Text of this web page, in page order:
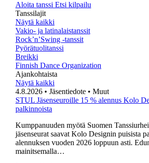
Aloita tanssi Etsi kilpailu
Tanssilajit
Näytä kaikki
Vakio- ja latinalaistanssit
Rock’n’Swing -tanssit
Pyörätuolitanssi
Breikki
Finnish Dance Organization
Ajankohtaista
Näytä kaikki
4.8.2026 • Jäsentiedote • Muut
STUL Jäsenseuroille 15 % alennus Kolo
palkinnoista
Kumppanuuden myötä Suomen
jäsenseurat saavat Kolo Designin puisista
alennuksen vuoden 2026 loppuun asti.
mainitsemalla…